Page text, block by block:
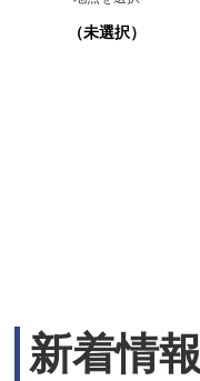
（未選択）
新着情報